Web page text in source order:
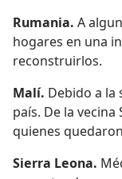
Rumania. A
hogares en una
reconstruirlos.
Malí. Debido a la
país. De la
quienes
Sierra Leona.